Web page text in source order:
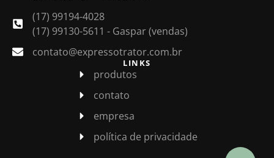
(17) 99194-4028
(17) 99130-5611 - Gaspar (vendas)
contato@expressotrator.com.br
LINKS
produtos
contato
empresa
política de privacidade